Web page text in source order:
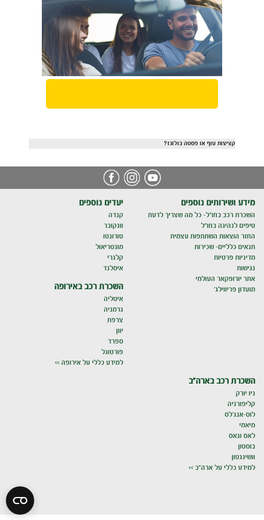
קציצות עוף או פסטה בולונז?
מידע ושירותים נוספים
השכרת רכב בחו"ל- כל מה שצריך לדעת
טיפים לנהיגה בחו"ל
החזר הוצאות השתתפות עצמית
תנאים כלליים- שכירות
מדיניות פרטיות
נגישות
אתר יורופקאר העולמי
מועדון פריווילג'
יעדים נוספים
קנדה
וונקובר
טורונטו
מונטריאול
קלגרי
איסלנד
השכרת רכב באירופה
איטליה
גרמניה
צרפת
יוון
ספרד
פורטוגל
למידע כללי על אירופה >>
השכרת רכב בארה"ב
ניו יורק
קליפורניה
לוס-אנג'לס
מיאמי
לאס וגאס
בוסטון
וושינגטון
למידע כללי על ארה"ב >>